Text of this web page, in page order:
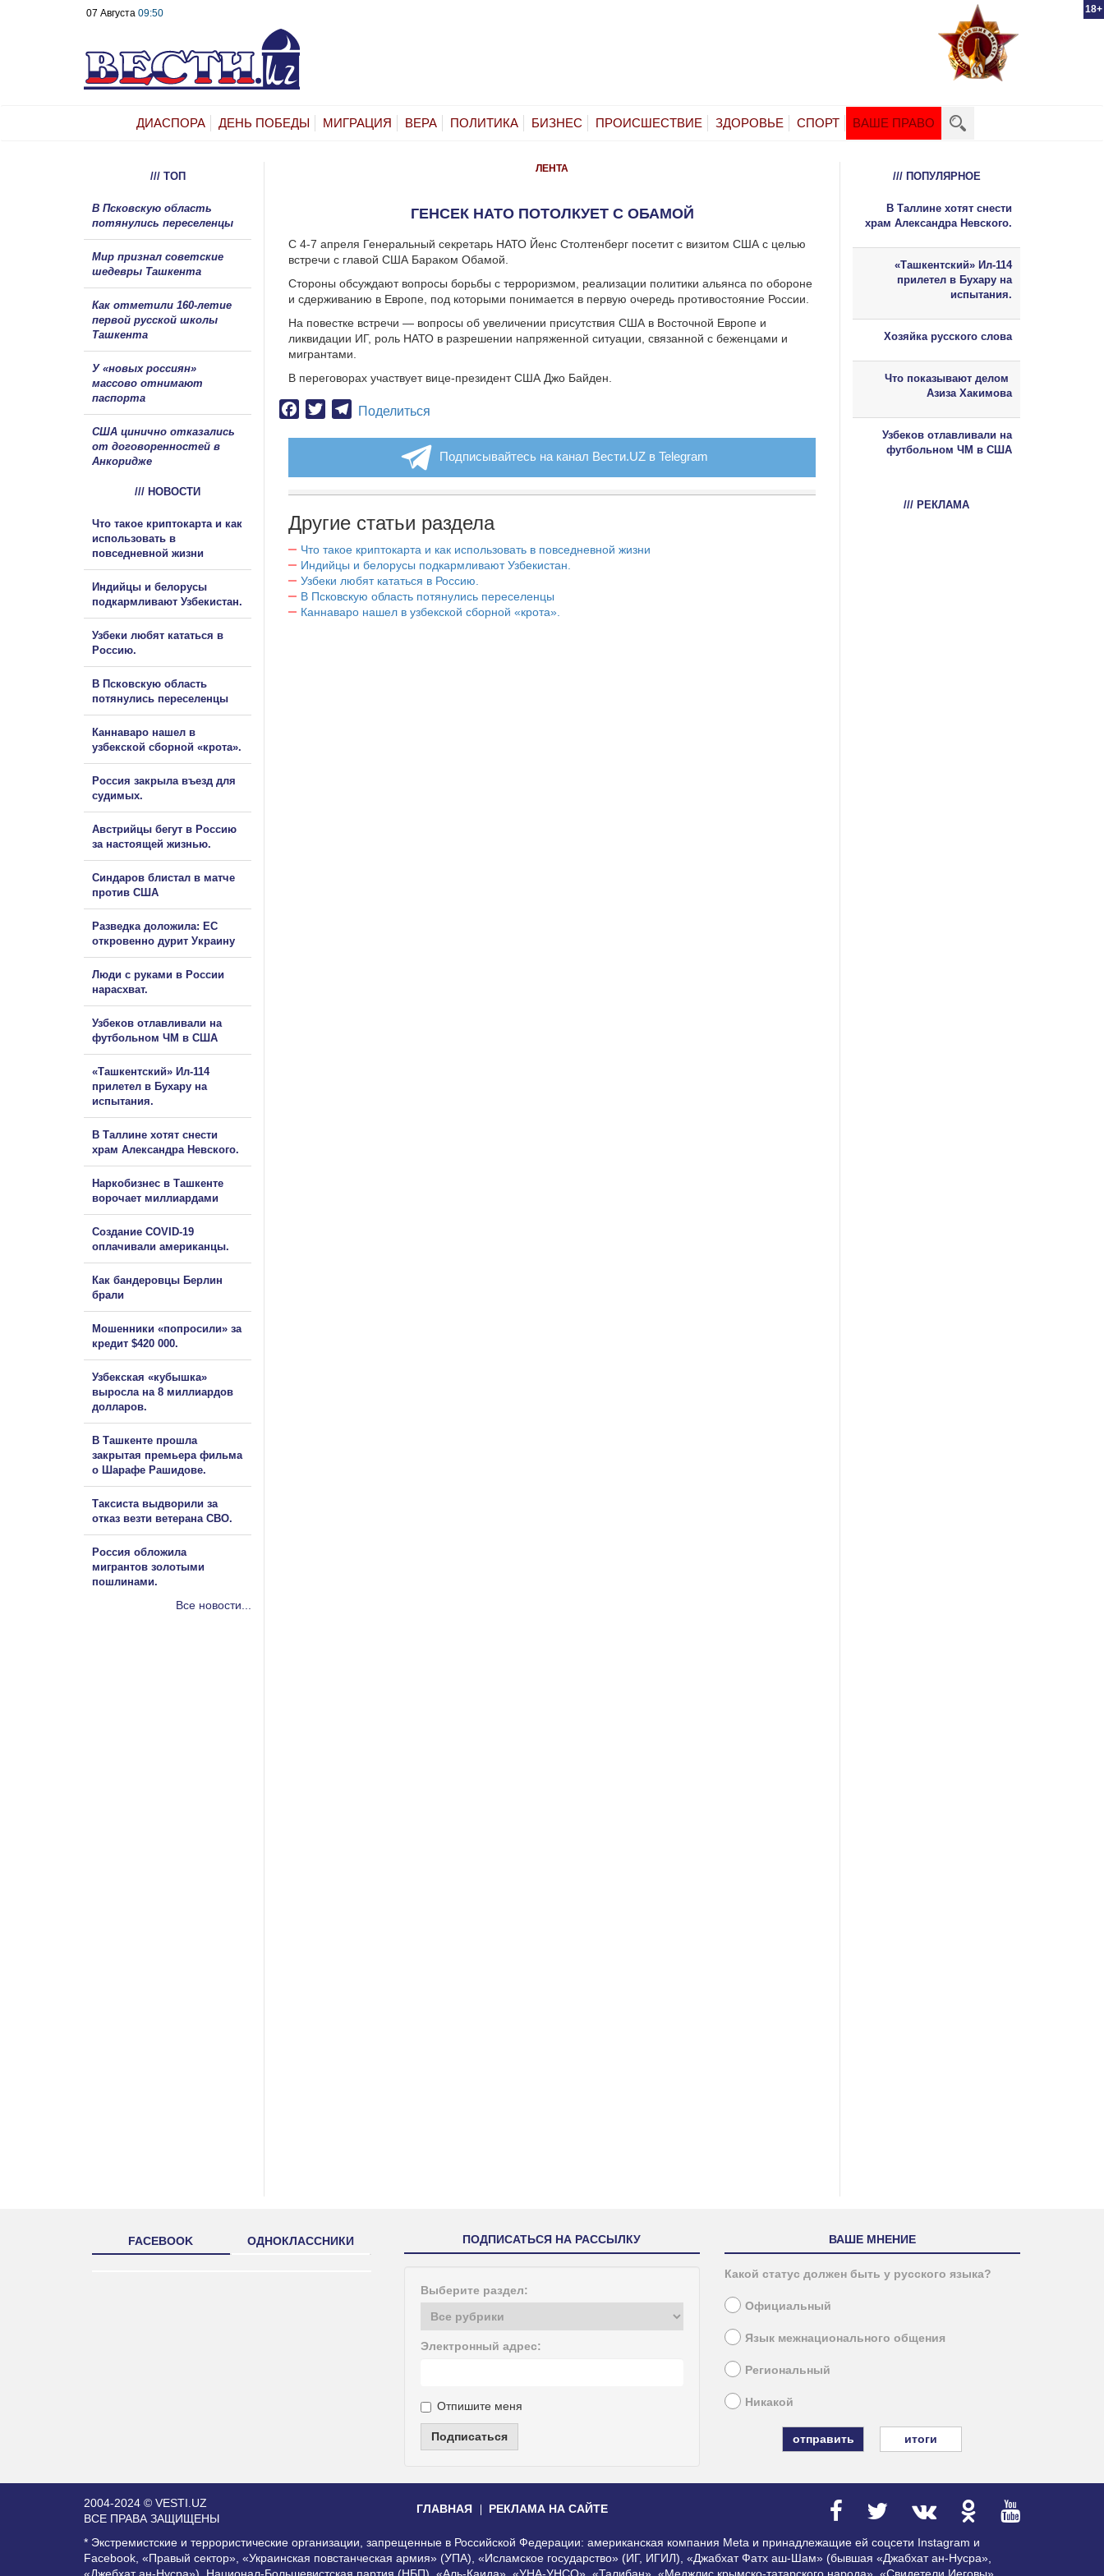
18+
07 Августа 09:50
ДИАСПОРА ДЕНЬ ПОБЕДЫ МИГРАЦИЯ ВЕРА ПОЛИТИКА БИЗНЕС ПРОИСШЕСТВИЕ ЗДОРОВЬЕ СПОРТ ВАШЕ ПРАВО
ЛЕНТА
ГЕНСЕК НАТО ПОТОЛКУЕТ С ОБАМОЙ
С 4-7 апреля Генеральный секретарь НАТО Йенс Столтенберг посетит с визитом США с целью
встречи с главой США Бараком Обамой.
Стороны обсуждают вопросы борьбы с терроризмом, реализации политики альянса по обороне
и сдерживанию в Европе, под которыми понимается в первую очередь противостояние России.
На повестке встречи — вопросы об увеличении присутствия США в Восточной Европе и
ликвидации ИГ, роль НАТО в разрешении напряженной ситуации, связанной с беженцами и
мигрантами.
В переговорах участвует вице-президент США Джо Байден.
Facebook
TwitterTelegram
Поделиться
Подписывайтесь на канал Вести.UZ в Telegram
Другие статьи раздела
Что такое криптокарта и как использовать в повседневной жизни
Индийцы и белорусы подкармливают Узбекистан.
Узбеки любят кататься в Россию.
В Псковскую область потянулись переселенцы
Каннаваро нашел в узбекской сборной «крота».
/// ТОП
В Псковскую область
потянулись переселенцы
Мир признал советские
шедевры Ташкента
Как отметили 160-летие
первой русской школы
Ташкента
У «новых россиян»
массово отнимают
паспорта
США цинично отказались
от договоренностей в
Анкоридже
/// НОВОСТИ
Что такое криптокарта и как
использовать в
повседневной жизни
Индийцы и белорусы
подкармливают Узбекистан.
Узбеки любят кататься в
Россию.
В Псковскую область
потянулись переселенцы
Каннаваро нашел в
узбекской сборной «крота».
Россия закрыла въезд для
судимых.
Австрийцы бегут в Россию
за настоящей жизнью.
Синдаров блистал в матче
против США
Разведка доложила: ЕС
откровенно дурит Украину
Люди с руками в России
нарасхват.
Узбеков отлавливали на
футбольном ЧМ в США
«Ташкентский» Ил-114
прилетел в Бухару на
испытания.
В Таллине хотят снести
храм Александра Невского.
Наркобизнес в Ташкенте
ворочает миллиардами
Создание COVID-19
оплачивали американцы.
Как бандеровцы Берлин
брали
Мошенники «попросили» за
кредит $420 000.
Узбекская «кубышка»
выросла на 8 миллиардов
долларов.
В Ташкенте прошла
закрытая премьера фильма
о Шарафе Рашидове.
Таксиста выдворили за
отказ везти ветерана СВО.
Россия обложила
мигрантов золотыми
пошлинами.
Все новости...
/// ПОПУЛЯРНОЕ
В Таллине хотят снести
храм Александра Невского.
«Ташкентский» Ил-114
прилетел в Бухару на
испытания.
Хозяйка русского слова
Что показывают делом
Азиза Хакимова
Узбеков отлавливали на
футбольном ЧМ в США
/// РЕКЛАМА
FACEBOOK ОДНОКЛАССНИКИ ПОДПИСАТЬСЯ НА РАССЫЛКУ
Выберите раздел:
Электронный адрес:
Отпишите меня
Подписаться
ВАШЕ МНЕНИЕ
Какой статус должен быть у русского языка?
Официальный
Язык межнационального общения
Региональный
Никакой
итоги
2004-2024 © VESTI.UZ
ВСЕ ПРАВА ЗАЩИЩЕНЫ
ГЛАВНАЯ РЕКЛАМА НА САЙТЕ
* Экстремистские и террористические организации, запрещенные в Российской Федерации: американская компания Meta и принадлежащие ей соцсети Instagram и
Facebook, «Правый сектор», «Украинская повстанческая армия» (УПА), «Исламское государство» (ИГ, ИГИЛ), «Джабхат Фатх аш-Шам» (бывшая «Джабхат ан-Нусра»,
«Джебхат ан-Нусра»), Национал-Большевистская партия (НБП), «Аль-Каида», «УНА-УНСО», «Талибан», «Меджлис крымско-татарского народа», «Свидетели Иеговы»,